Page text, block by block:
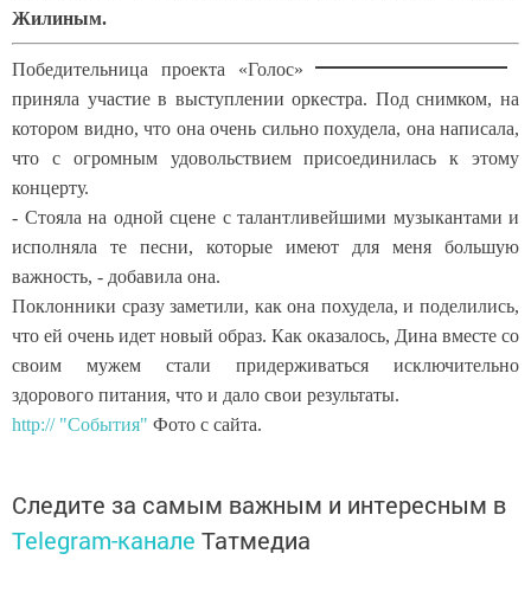
Жилиным.
Победительница проекта «Голос»
приняла участие в выступлении оркестра. Под снимком, на
котором видно, что она очень сильно похудела, она написала,
что с огромным удовольствием присоединилась к этому
концерту.
- Стояла на одной сцене с талантливейшими музыкантами и
исполняла те песни, которые имеют для меня большую
важность, - добавила она.
Поклонники сразу заметили, как она похудела, и поделились,
что ей очень идет новый образ. Как оказалось, Дина вместе со
своим мужем стали придерживаться исключительно
здорового питания, что и дало свои результаты.
http:// "События" Фото с сайта.
Следите за самым важным и интересным в
Telegram-канале Татмедиа